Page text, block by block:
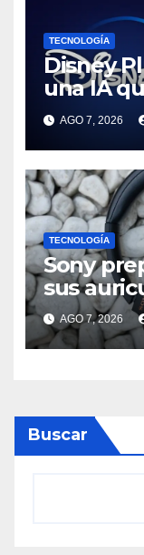
TECNOLOGÍA
Disney
una IA
quieres
AGO 7, 2026
TECNOLOGÍA
Sony
sus
ahora
AGO 7, 2026
Buscar